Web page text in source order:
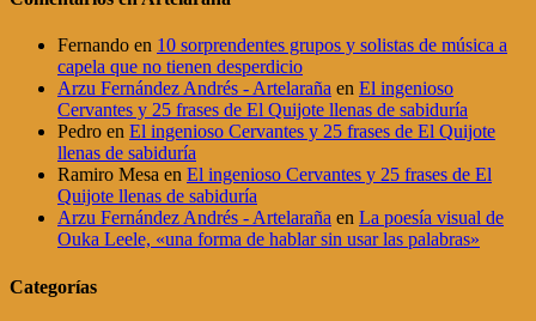
Fernando en 10 sorprendentes grupos y solistas de música a
capela que no tienen desperdicio
Arzu Fernández Andrés - Artelaraña en El ingenioso
Cervantes y 25 frases de El Quijote llenas de sabiduría
Pedro en El ingenioso Cervantes y 25 frases de El Quijote
llenas de sabiduría
Ramiro Mesa en El ingenioso Cervantes y 25 frases de El
Quijote llenas de sabiduría
Arzu Fernández Andrés - Artelaraña en La poesía visual de
Ouka Leele, «una forma de hablar sin usar las palabras»
Categorías